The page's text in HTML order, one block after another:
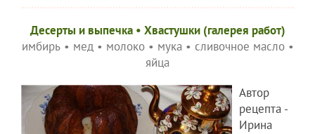
Десерты и выпечка• Хвастушки (галерея работ)
имбирь• мед• молоко• мука• сливочное масло•
яйца
Автор
рецепта -
Ирина